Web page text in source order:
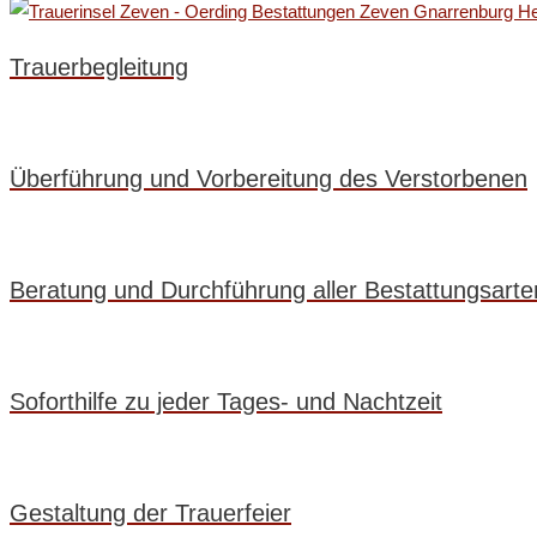
Trauerbegleitung
Überführung und Vorbereitung des Verstorbenen
Beratung und Durchführung aller
Soforthilfe zu jeder Tages- und Nachtzeit
Gestaltung der Trauerfeier